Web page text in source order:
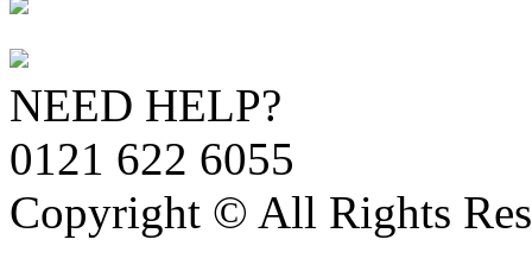
NEED HELP?
0121 622 6055
Copyright © All Rights